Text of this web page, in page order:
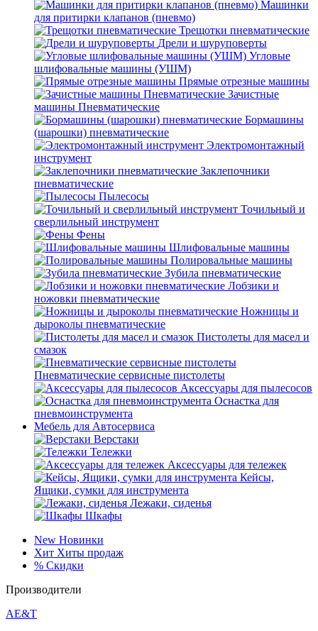
Машинки
для притирки клапанов (пневмо)
Трещотки пневматические
Дрели и шуруповерты
Угловые
шлифовальные машины (УШМ)
Прямые отрезные машины
Зачистные
машины Пневматические
Бормашины
(шарошки) пневматические
Электромонтажный
инструмент
Заклепочники
пневматические
Пылесосы
Точильный и
сверлильный инструмент
Фены
Шлифовальные машины
Полировальные машины
Зубила пневматические
Лобзики и
ножовки пневматические
Ножницы и
дыроколы пневматические
Пистолеты для масел и
смазок
Пневматические сервисные пистолеты
Аксессуары для пылесосов
Оснастка для
пневмоинструмента
Мебель для Автосервиса
Верстаки
Тележки
Аксессуары для тележек
Кейсы,
Ящики, сумки для инструмента
Лежаки, сиденья
Шкафы
New Новинки
Хит Хиты продаж
% Скидки
Производители
AE&T